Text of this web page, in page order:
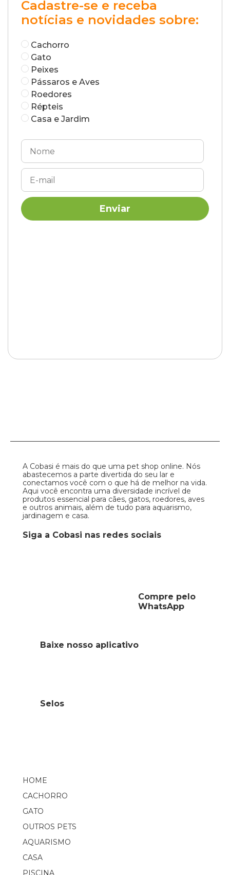
Cadastre-se e receba
notícias e novidades sobre:
Cachorro
Gato
Peixes
Pássaros e Aves
Roedores
Répteis
Casa e Jardim
A Cobasi é mais do que uma pet shop online. Nós
abastecemos a parte divertida do seu lar e
conectamos você com o que há de melhor na vida.
Aqui você encontra uma diversidade incrível de
produtos essencial para cães, gatos, roedores, aves
e outros animais, além de tudo para aquarismo,
jardinagem e casa.
Siga a Cobasi nas redes sociais
Compre pelo
WhatsApp
HOME
CACHORRO
GATO
OUTROS PETS
AQUARISMO
CASA
PISCINA
Baixe nosso aplicativo
Selos